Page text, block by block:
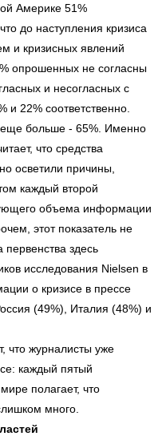
Америке 51%
до наступления кризиса
и кризисных явлений
опрошенных не согласны
и несогласных с
и 22% соответственно.
еще больше - 65%. Именно
что средства
осветили причины,
каждый второй
объема информации
этот показатель не
здесь
исследования Nielsen в
о кризисе в прессе
(49%), Италия (48%) и
что журналисты уже
каждый пятый
полагает, что
много.